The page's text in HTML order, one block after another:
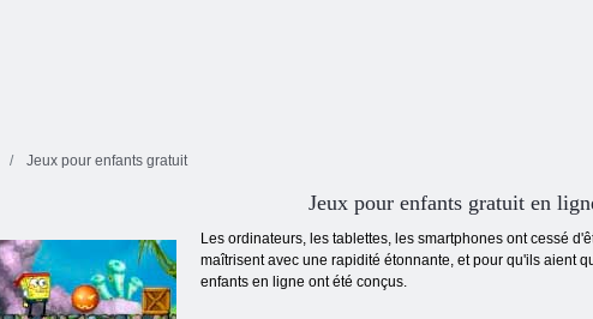
Jeux pour enfants gratuit
Jeux pour enfants gratuit en
Les ordinateurs, les tablettes, les smartphones ont cessé
maîtrisent avec une rapidité étonnante, et pour qu'ils aient
enfants en ligne ont été conçus.